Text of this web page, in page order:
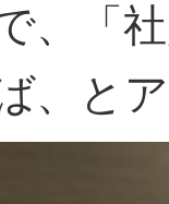
、「
、と